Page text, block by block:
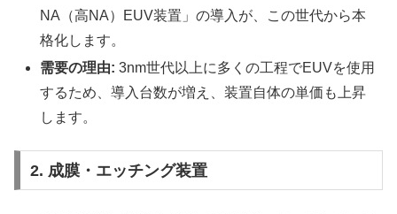
NA（高NA）EUV装置」の導入が、この世代から本
格化します。
需要の理由: 3nm世代以上に多くの工程でEUVを使用
するため、導入台数が増え、装置自体の単価も上昇
します。
2. 成膜・エッチング装置